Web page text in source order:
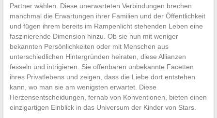
Partner wählen. Diese unerwarteten Verbindungen brechen
manchmal die Erwartungen ihrer Familien und der Öffentlichkeit
und fügen ihrem bereits im Rampenlicht stehenden Leben eine
faszinierende Dimension hinzu. Ob sie nun mit weniger
bekannten Persönlichkeiten oder mit Menschen aus
unterschiedlichen Hintergründen heiraten, diese Allianzen
fesseln und intrigieren. Sie offenbaren unbekannte Facetten
ihres Privatlebens und zeigen, dass die Liebe dort entstehen
kann, wo man sie am wenigsten erwartet. Diese
Herzensentscheidungen, fernab von Konventionen, bieten einen
einzigartigen Einblick in das Universum der Kinder von Stars.